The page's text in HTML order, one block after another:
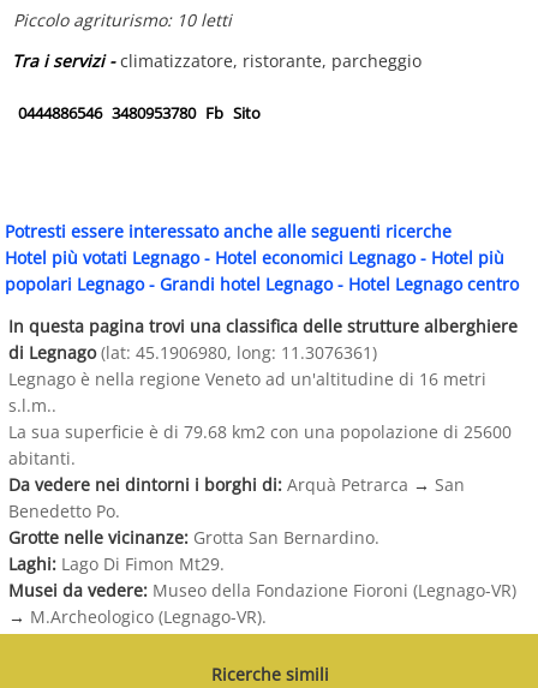
Piccolo agriturismo: 10 letti
Tra i servizi -climatizzatore, ristorante, parcheggio
0444886546 3480953780 Fb Sito
Potresti essere interessato anche alle seguenti ricerche
Hotel più votati Legnago- Hotel economici Legnago- Hotel più
popolari Legnago- Grandi hotel Legnago- Hotel Legnago centro
In questa pagina trovi una classifica delle strutture alberghiere
di Legnago(lat: 45.1906980, long: 11.3076361)
Legnago è nella regione Veneto ad un'altitudine di 16 metri
s.l.m..
La sua superficie è di 79.68 km2 con una popolazione di 25600
abitanti.
Da vedere nei dintorni i borghi di: Arquà Petrarca → San
Benedetto Po.
Grotte nelle vicinanze: Grotta San Bernardino.
Laghi: Lago Di Fimon Mt29.
Musei da vedere: Museo della Fondazione Fioroni (Legnago-VR)
→ M.Archeologico (Legnago-VR).
Ricerche simili